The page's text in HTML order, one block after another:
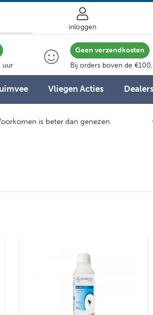
inloggen
uur
Geen verzendkosten
Bij orders boven de
Vliegen Acties Dealers
is beter dan genezen